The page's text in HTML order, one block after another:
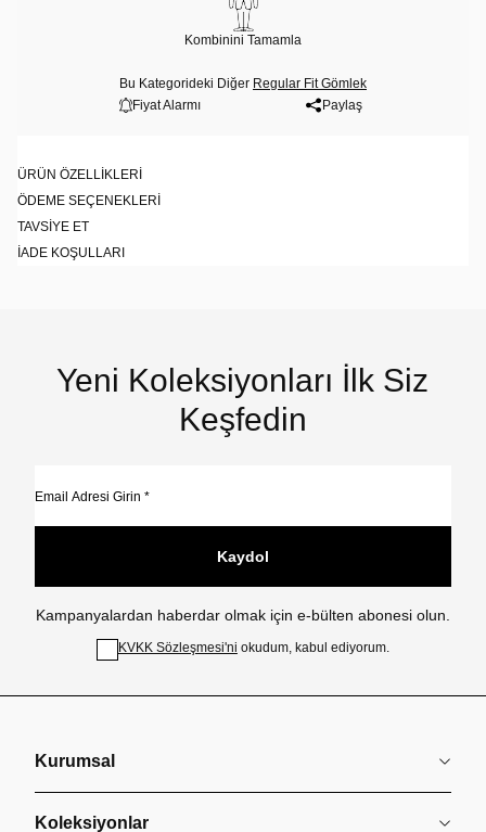
Kombinini Tamamla
Bu Kategorideki Diğer Regular Fit Gömlek
Fiyat Alarmı
Paylaş
ÜRÜN ÖZELLIKLERI
ÖDEME SEÇENEKLERI
TAVSIYE ET
İADE KOŞULLARI
Yeni Koleksiyonları İlk Siz
Keşfedin
Kaydol
Kampanyalardan haberdar olmak için e-bülten abonesi olun.
KVKK Sözleşmesi'ni okudum, kabul ediyorum.
Kurumsal
Koleksiyonlar